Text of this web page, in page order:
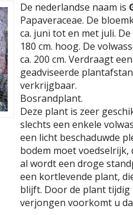
De nederlandse naam is
Papaveraceae. De
ca. juni tot en met juli.
180 cm. hoog. De
ca. 200 cm. Verdraagt
geadviseerde
verkrijgbaar.
Bosrandplant.
Deze plant is zeer
slechts een enkele
een licht beschaduwde
bodem moet
al wordt een droge
een kortlevende plant,
blijft. Door de plant
verjongen voorkomt u